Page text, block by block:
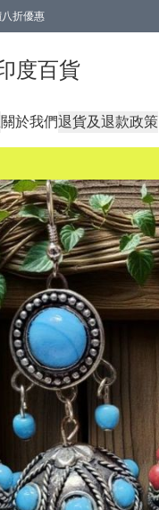
折優惠
度百貨
關於我們退貨及退款政策